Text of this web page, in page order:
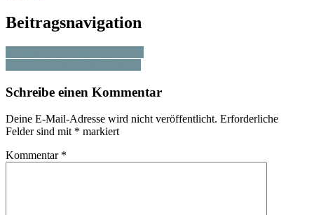
Beitragsnavigation
Schreibe einen Kommentar
Deine E-Mail-Adresse wird nicht veröffentlicht. Erforderliche
Felder sind mit * markiert
Kommentar *